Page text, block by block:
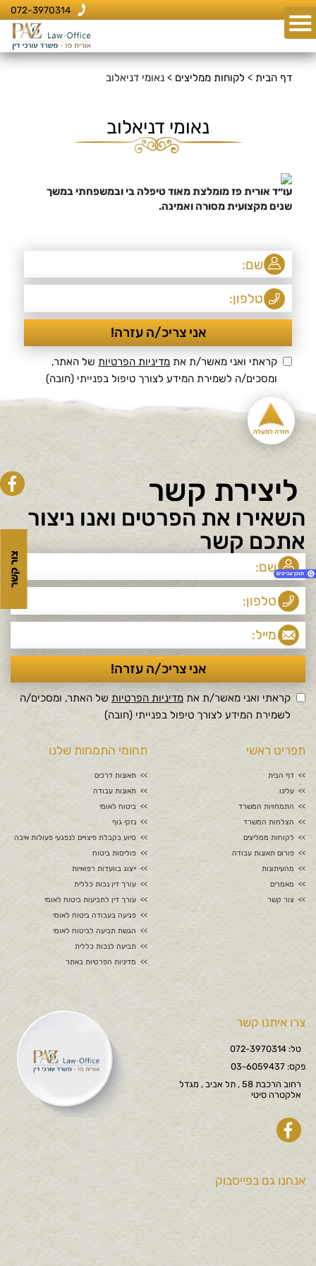
1. נאומי דניאלוב
2. מדיניות הפרטיות
072-3970314
צור קשר
דף הבית> לקוחות ממליצים > נאומי דניאלוב
נאומי דניאלוב
עו״ד אורית פז מומלצת מאוד טיפלה בי ובמשפחתי במשך
שנים מקצועית מסורה ואמינה.
קראתי ואני מאשר/ת את מדיניות הפרטיותשל האתר,
ומסכים/ה לשמירת המידע לצורך טיפול בפנייתי (חובה)
חזרה למעלה
ליצירת קשר
השאירו את הפרטים ואנו ניצור
אתכם קשר
קראתי ואני מאשר/ת את מדיניות הפרטיות של האתר, ומסכים/ה
לשמירת המידע לצורך טיפול בפנייתי (חובה)
תפריט ראשי
דף הבית
עלינו
התמחויות המשרד
הצלחות המשרד
לקוחות ממליצים
פורום תאונות עבודה
מהעיתונות
מאמרים
צור קשר
תחומי התמחות שלנו
תאונות דרכים
תאונות עבודה
ביטוח לאומי
נזקי גוף
סיוע בקבלת פיצויים לנפגעי פעולות איבה
פוליסות ביטוח
ייצוג בוועדות רפואיות
עורך דין נכות כללית
עורך דין לתביעות ביטוח לאומי
פגיעה בעבודה ביטוח לאומי
הגשת תביעה לביטוח לאומי
תביעה לנכות כללית
מדיניות הפרטיות באתר
צרו איתנו קשר
טל: 072-3970314
פקס: 03-6059437
רחוב הרכבת 58 , תל אביב , מגדל
אלקטרה סיטי
אנחנו גם בפייסבוק